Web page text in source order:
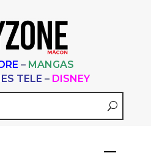
– MANGAS
TELE – DISNEY